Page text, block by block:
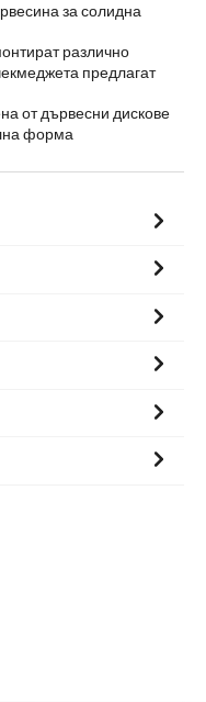
за солидна
различно
предлагат
от дървесни дискове
форма